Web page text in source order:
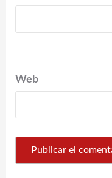
Web